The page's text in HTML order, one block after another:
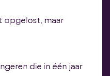
opgelost, maar
die in één jaar